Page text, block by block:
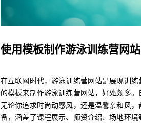
使用模板制作游泳训练营网站
在互联网时代，游泳训练营网站是展现训
的模板来制作游泳训练营网站，好处颇多
无论你追求时尚动感风，还是温馨亲和风
备，涵盖了课程展示、师资介绍、场地环